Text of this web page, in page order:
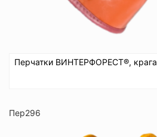
Перчатки ВИНТЕРФОРЕСТ®, крага
Пер296